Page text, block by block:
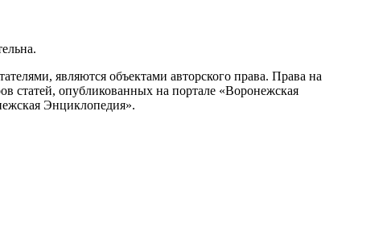
являются объектами авторского права. Права на
статей, опубликованных на портале «Воронежская
Энциклопедия».